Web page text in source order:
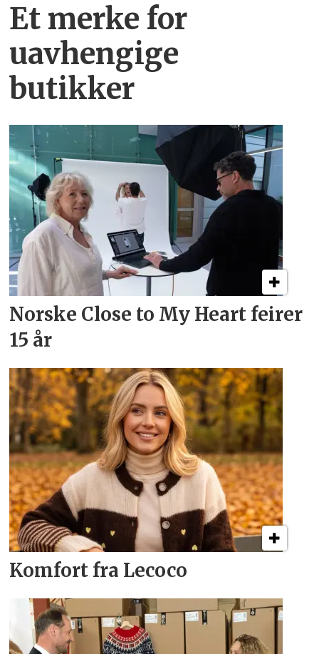
Et merke for
uavhengige
butikker
Norske Close to My Heart feirer
15 år
Komfort fra Lecoco